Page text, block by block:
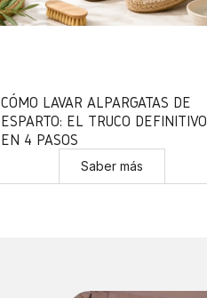
CÓMO LAVAR ALPARGATAS DE
ESPARTO: EL TRUCO DEFINITIVO
EN 4 PASOS
Saber más